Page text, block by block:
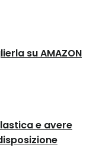
su AMAZON
e avere